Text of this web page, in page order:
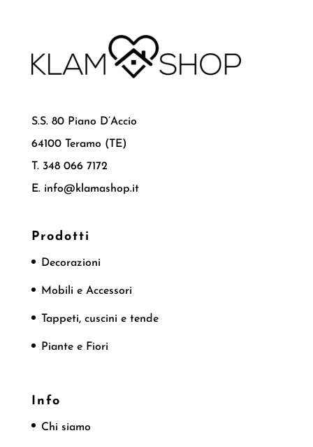
S.S. 80 Piano D’Accio
64100 Teramo (TE)
T. 348 066 7172
E. info@klamashop.it
Prodotti
Decorazioni
Mobili e Accessori
Tappeti, cuscini e tende
Piante e Fiori
Info
Chi siamo